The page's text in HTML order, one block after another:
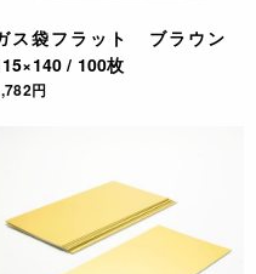
ス袋フラット ブラウン
/ 100枚
円